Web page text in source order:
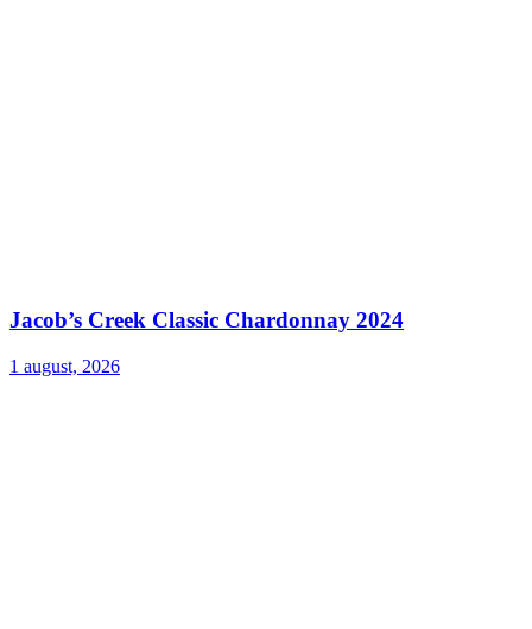
Jacob’s Creek Classic Chardonnay 2024
1 august, 2026